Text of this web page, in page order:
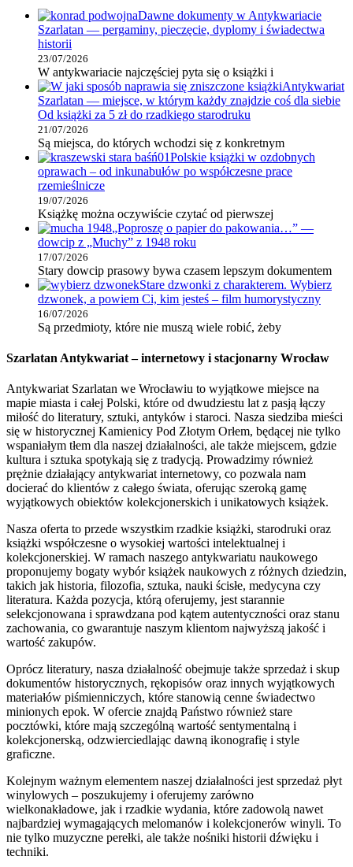
Dawne dokumenty w Antykwariacie
Szarlatan — pergaminy, pieczęcie, dyplomy i świadectwa
historii
23/07/2026
W antykwariacie najczęściej pyta się o książki i
Antykwariat
Szarlatan — miejsce, w którym każdy znajdzie coś dla siebie
Od książki za 5 zł do rzadkiego starodruku
21/07/2026
Są miejsca, do których wchodzi się z konkretnym
Polskie książki w ozdobnych
oprawach – od inkunabułów po współczesne prace
rzemieślnicze
19/07/2026
Książkę można oczywiście czytać od pierwszej
„Poproszę o papier do pakowania…” —
dowcip z „Muchy” z 1948 roku
17/07/2026
Stary dowcip prasowy bywa czasem lepszym dokumentem
Stare dzwonki z charakterem. Wybierz
dzwonek, a powiem Ci, kim jesteś – film humorystyczny
16/07/2026
Są przedmioty, które nie muszą wiele robić, żeby
Szarlatan Antykwariat – internetowy i stacjonarny Wrocław
Antykwariat Szarlatan we Wrocławiu to wyjątkowe miejsce na
mapie miasta i całej Polski, które od dwudziestu lat z pasją łączy
miłość do literatury, sztuki, antyków i staroci. Nasza siedziba mieści
się w historycznej Kamienicy Pod Złotym Orłem, będącej nie tylko
wspaniałym tłem dla naszej działalności, ale także miejscem, gdzie
kultura i sztuka spotykają się z tradycją. Prowadzimy również
prężnie działający antykwariat internetowy, co pozwala nam
docierać do klientów z całego świata, oferując szeroką gamę
wyjątkowych obiektów kolekcjonerskich i unikatowych książek.
Nasza oferta to przede wszystkim rzadkie książki, starodruki oraz
książki współczesne o wysokiej wartości intelektualnej i
kolekcjonerskiej. W ramach naszego antykwariatu naukowego
proponujemy bogaty wybór książek naukowych z różnych dziedzin,
takich jak historia, filozofia, sztuka, nauki ścisłe, medycyna czy
literatura. Każda pozycja, którą oferujemy, jest starannie
selekcjonowana i sprawdzana pod kątem autentyczności oraz stanu
zachowania, co gwarantuje naszym klientom najwyższą jakość i
wartość zakupów.
Oprócz literatury, nasza działalność obejmuje także sprzedaż i skup
dokumentów historycznych, rękopisów oraz innych wyjątkowych
materiałów piśmienniczych, które stanowią cenne świadectwo
minionych epok. W ofercie znajdą Państwo również stare
pocztówki, które mają szczególną wartość sentymentalną i
kolekcjonerską, odzwierciedlając dawną ikonografię i style
graficzne.
Kolejnym ważnym elementem naszej działalności jest sprzedaż płyt
winylowych – poszukujemy i oferujemy zarówno
wielkonakładowe, jak i rzadkie wydania, które zadowolą nawet
najbardziej wymagających melomanów i kolekcjonerów winyli. To
nie tylko muzyczne perełki, ale także nośniki historii dźwięku i
techniki.